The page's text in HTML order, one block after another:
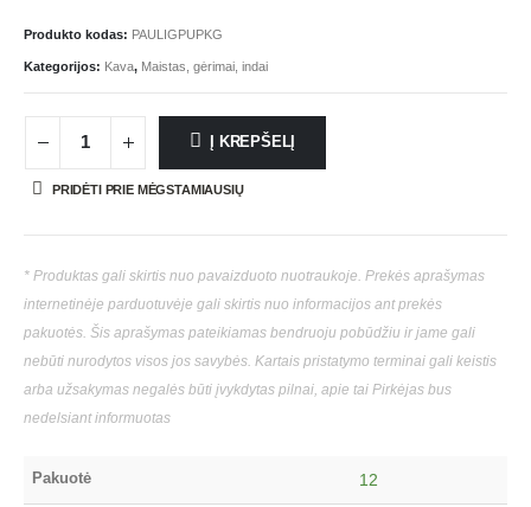
Produkto kodas: PAULIGPUPKG
Kategorijos: Kava, Maistas, gėrimai, indai
Į KREPŠELĮ
PRIDĖTI PRIE MĖGSTAMIAUSIŲ
* Produktas gali skirtis nuo pavaizduoto nuotraukoje. Prekės aprašymas
internetinėje parduotuvėje gali skirtis nuo informacijos ant prekės
pakuotės. Šis aprašymas pateikiamas bendruoju pobūdžiu ir jame gali
nebūti nurodytos visos jos savybės. Kartais pristatymo terminai gali keistis
arba užsakymas negalės būti įvykdytas pilnai, apie tai Pirkėjas bus
nedelsiant informuotas
Pakuotė 12